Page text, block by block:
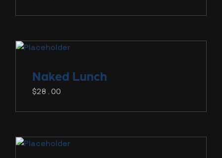
Naked Lunch
$28.00